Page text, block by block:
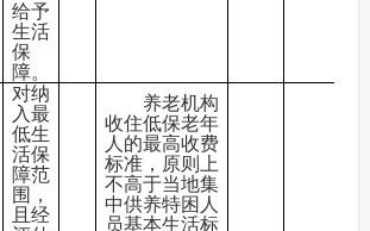
给予
生活
保
障。
对纳
入最
低生
活保
障范
围，
且经
养老机构
收住低保老年
人的最高收费
标准，原则上
不高于当地集
中供养特困人
员基本生活标